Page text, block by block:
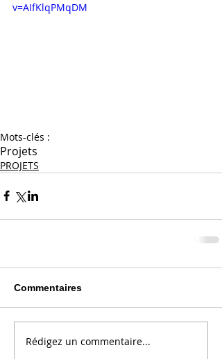
v=AIfKlqPMqDM
Mots-clés :
Projets
PROJETS
Commentaires
Rédigez un commentaire...